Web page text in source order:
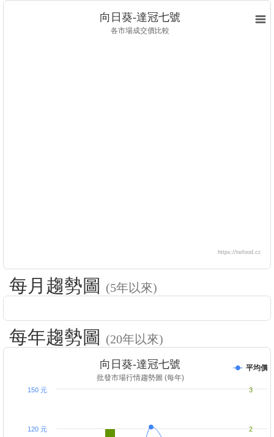
向日葵-達冠七號
各市場成交價比較
https://twfood.cc
每月趨勢圖 (5年以來)
每年趨勢圖 (20年以來)
向日葵-達冠七號
批發市場行情趨勢圖 (每年)
平均價
120 元
150 元
2
3